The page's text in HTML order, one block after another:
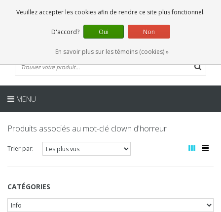
0 Articles
FR
MENU
Produits associés au mot-clé clown d'horreur
Trier par:
CATÉGORIES
Veuillez accepter les cookies afin de rendre ce site plus fonctionnel.
D'accord? Oui Non
En savoir plus sur les témoins (cookies) »